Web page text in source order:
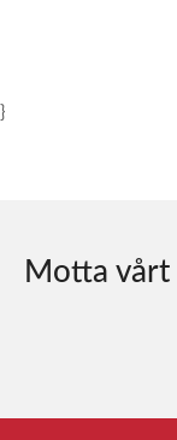
}
Motta